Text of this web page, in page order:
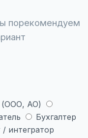
порекомендуем
(ООО, АО)
Бухгалтер
интегратор